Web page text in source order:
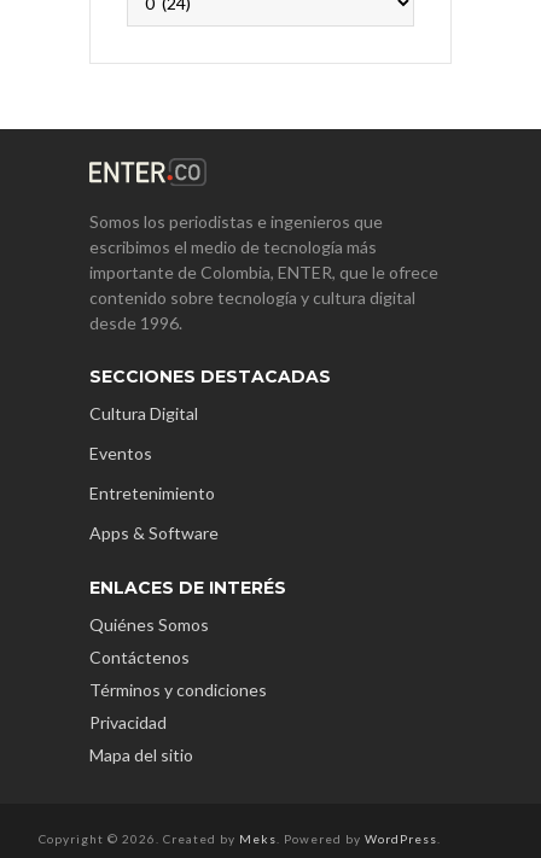
Somos los periodistas e ingenieros que
escribimos el medio de tecnología más
importante de Colombia, ENTER, que le ofrece
contenido sobre tecnología y cultura digital
desde 1996.
SECCIONES DESTACADAS
Cultura Digital
Eventos
Entretenimiento
Apps & Software
ENLACES DE INTERÉS
Quiénes Somos
Contáctenos
Términos y condiciones
Privacidad
Mapa del sitio
Copyright © 2026. Created by Meks . Powered by WordPress